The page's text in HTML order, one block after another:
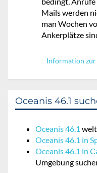
Mails werden
man Wochen
Ankerplätze
Information zur
Oceanis 46.1
Oceanis 46.1
Oceanis 46.1 in
Oceanis 46.1 in
Umgebung